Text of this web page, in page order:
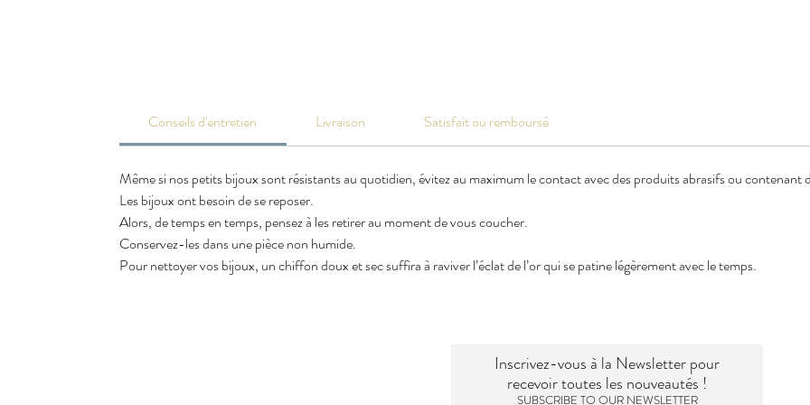
Conseils d'entretien Livraison Satisfait ou remboursé
Même si nos petits bijoux sont résistants au quotidien, évitez au maximum le contact avec des produits abrasifs ou contenant
Les bijoux ont besoin de se reposer.
Alors, de temps en temps, pensez à les retirer au moment de vous coucher.
Conservez-les dans une pièce non humide.
Pour nettoyer vos bijoux, un chiffon doux et sec suffira à raviver l’éclat de l’or qui se patine légèrement avec le temps.
Inscrivez-vous à la Newsletter pour
recevoir toutes les nouveautés !
SUBSCRIBE TO OUR NEWSLETTER